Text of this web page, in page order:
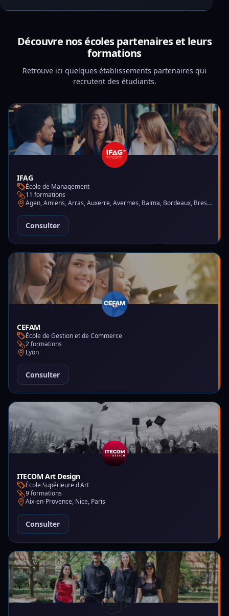
Découvre nos écoles partenaires et leurs
formations
Retrouve ici quelques établissements partenaires qui
recrutent des étudiants.
IFAG
École de Management
11 formations
Agen, Amiens, Arras, Auxerre, Avermes, Balma, Bordeaux, Brest, Charleville-Mézières, Chartres, Courbevoie, Dijon, Gap, La Garde, Le Mans, Lille, Lyon, Mont-de-Marsan, Montluçon, Montpellier, Mulhouse, Nantes, Puteaux, Reims, Rennes, Trélazé
Consulter
CEFAM
École de Gestion et de Commerce
2 formations
Lyon
Consulter
ITECOM Art Design
École Supérieure d'Art
9 formations
Aix-en-Provence, Nice, Paris
Consulter